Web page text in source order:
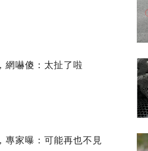
網嚇傻：太扯了啦
專家曝：可能再也不見